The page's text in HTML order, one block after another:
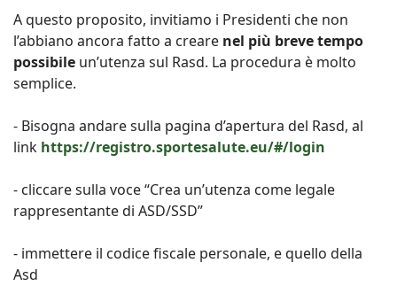
A questo proposito, invitiamo i Presidenti che non
l’abbiano ancora fatto a creare nel più breve tempo
possibile un’utenza sul Rasd. La procedura è molto
semplice.
- Bisogna andare sulla pagina d’apertura del Rasd, al
link https://registro.sportesalute.eu/#/login
- cliccare sulla voce “Crea un’utenza come legale
rappresentante di ASD/SSD”
- immettere il codice fiscale personale, e quello della
Asd